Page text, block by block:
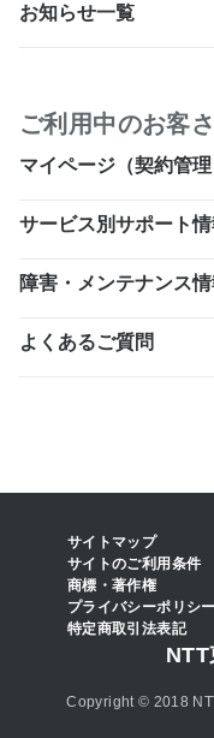
お知らせ一覧
ご利用中のお客
マイページ（契約管理
サービス別サポート情
障害・メンテナンス
よくあるご質問
サイトマップ
サイトのご利用条件
商標・著作権
プライバシーポリシー
特定商取引法表記
Copyright © 2018